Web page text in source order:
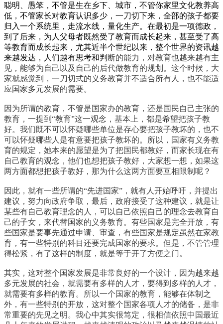
聪明、愚笨，不管是生在乡下、城市，不管你家里文化教养高
低，不管家长对教育认识多少，一刀切下来，全部的孩子都要
归入一个系统里，走流水线，量化生产。在最初是一项德政，
到了后来，为人父母者既然受了教育而成长起来，甚至受了高
等教育而成长起来，尤其近半个世纪以来，整个世界的资讯越
来越发达，人们越有思考和判 断的能力，对教育也越来越有主
见，能够为自己以及自己的后代做教育的规划。这个时候，大
家就感觉到，一刀切式的义务教育并不适合所有人，也不能适
应国家多元发展的需要。
因为所谓的教育，不管是国家办的教育，还是国民自己主张的
教育，一提到“教育”这一观念，基本上，都是希望把孩子教
好。我们既不可以怀疑哪些单位是存心要把孩子教坏的，也不
可以怀疑哪些人是有意要把孩子教坏的。所以，国家有义务教
育的规定，她本来的愿望是为了把国民都教好，而家长现在有
自己教育的观念，他们也想把孩子教好，大家想一想，如果这
两方面都想把孩子教好，那为什么这两方面要互相限制呢？
因此，就有一些所谓的“先进国家”，就有人开始呼吁，并提出
建议，努力向政府争取，最后，政府接受了这种建议，就是让
某些有自己教育理念的人，可以自己依照自己的理念去教育自
己的子女，来代替国家的义务教育。有些国家是完全开放，有
些国家是要事先通过申请、审查，有些国家是规定虽然在家教
育，有一些特别的科目还要完成国家的要求。但是，不管管理
得松紧，有了这样的制度，就是等于开了方便之门。
其实，这对整个国家发展是非常良好的一个设计，因为越来越
多元发展的社会，就需要有多样的人才，要得到多样的人才，
就需要有多样的教育。所以一个国家的教育，能够在体制之
外，有一些特别的开放，这对整个国家各项人才的储备，是非
常重要的先见之明。我心中其实很笃定，很相信依照中国最近